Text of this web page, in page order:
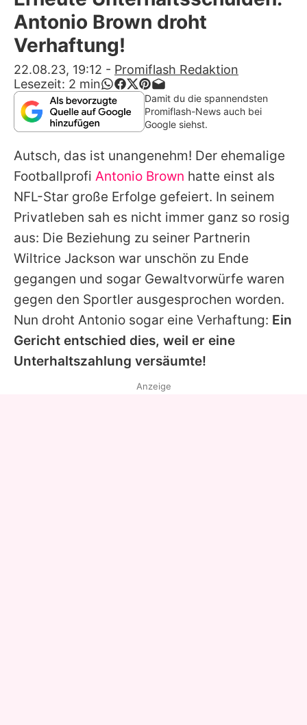
Alle Themen auf Promiflash
App runterladen
Team
Redaktionelle Richtlinien
Impressum
Datenschutzerklärung
Nutzungsbedingungen
Utiq verwalten
Antonio Brown droht
Verhaftung!
22.08.23, 19:12 - Promiflash Redaktion
Lesezeit: 2 min
Damit du die spannendsten
Promiflash-News auch bei
Google siehst.
Autsch, das ist unangenehm! Der ehemalige
Footballprofi Antonio Brown hatte einst als
NFL-Star große Erfolge gefeiert. In seinem
Privatleben sah es nicht immer ganz so rosig
aus: Die Beziehung zu seiner Partnerin
Wiltrice Jackson war unschön zu Ende
gegangen und sogar Gewaltvorwürfe waren
gegen den Sportler ausgesprochen worden.
Nun droht Antonio sogar eine Verhaftung: Ein
Gericht entschied dies, weil er eine
Unterhaltszahlung versäumte!
Anzeige